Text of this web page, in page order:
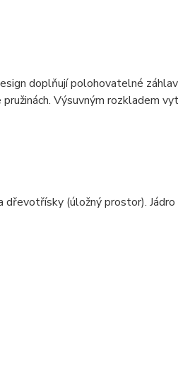
doplňují polohovatelné
Výsuvným rozkladem
dřevotřísky (úložný prostor).